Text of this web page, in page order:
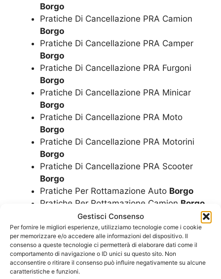
Gestisci Consenso
Per fornire le migliori esperienze, utilizziamo tecnologie come i cookie
per memorizzare e/o accedere alle informazioni del dispositivo. Il
consenso a queste tecnologie ci permetterà di elaborare dati come il
comportamento di navigazione o ID unici su questo sito. Non
acconsentire o ritirare il consenso può influire negativamente su alcune
caratteristiche e funzioni.
Borgo
Pratiche Di Cancellazione PRA Camion
Borgo
Pratiche Di Cancellazione PRA Camper
Borgo
Pratiche Di Cancellazione PRA Furgoni
Borgo
Pratiche Di Cancellazione PRA Minicar
Borgo
Pratiche Di Cancellazione PRA Moto
Borgo
Pratiche Di Cancellazione PRA Motorini
Borgo
Pratiche Di Cancellazione PRA Scooter
Borgo
Pratiche Per Rottamazione Auto Borgo
Pratiche Per Rottamazione Camion Borgo
Pratiche Per Rottamazione Camper
Borgo
Pratiche Per Rottamazione FurgoniBorgo
Pratiche Per Rottamazione MinicarBorgo
Pratiche Per Rottamazione MotoBorgo
Pratiche Per Rottamazione Motorini